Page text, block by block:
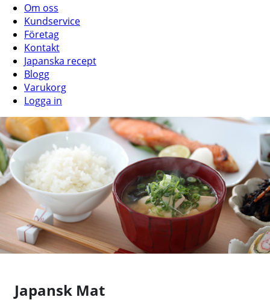
Om oss
Kundservice
Företag
Kontakt
Japanska recept
Blogg
Varukorg
Logga in
Japansk Mat